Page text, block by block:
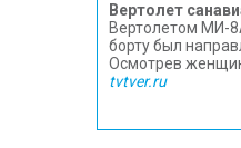
Вертолет
Вертолетом МИ-
борту был
Осмотрев
tvtver.ru